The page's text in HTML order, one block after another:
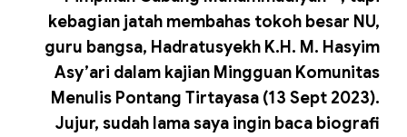
kebagian jatah membahas tokoh besar NU,
guru bangsa, Hadratusyekh K.H. M. Hasyim
Asy’ari dalam kajian Mingguan Komunitas
Menulis Pontang Tirtayasa (13 Sept 2023).
Jujur, sudah lama saya ingin baca biografi